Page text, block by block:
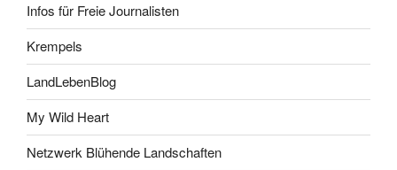
Infos für Freie Journalisten
Krempels
LandLebenBlog
My Wild Heart
Netzwerk Blühende Landschaften